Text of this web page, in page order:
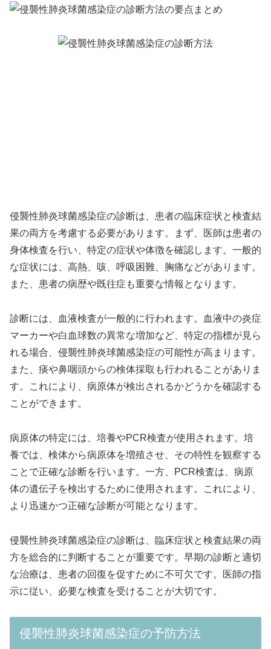
侵襲性肺炎球菌感染症の診断は、患者の臨床症状と検査結
果の両方を考慮する必要があります。まず、医師は患者の
身体検査を行い、特定の症状や体徴を確認します。一般的
な症状には、高熱、咳、呼吸困難、胸痛などがあります。
また、患者の病歴や既往症も重要な情報となります。
診断には、血液検査が一般的に行われます。血液中の炎症
マーカーや白血球数の異常な増加など、特定の指標が見ら
れる場合、侵襲性肺炎球菌感染症の可能性が高まります。
また、痰や鼻咽頭からの検体採取も行われることがありま
す。これにより、病原体が検出されるかどうかを確認する
ことができます。
病原体の特定には、培養やPCR検査が使用されます。培
養では、検体から病原体を増殖させ、その特性を観察する
ことで正確な診断を行います。一方、PCR検査は、病原
体の遺伝子を検出するために使用されます。これにより、
より迅速かつ正確な診断が可能となります。
侵襲性肺炎球菌感染症の診断は、臨床症状と検査結果の両
方を総合的に判断することが重要です。早期の診断と適切
な治療は、患者の回復を促すために不可欠です。医師の指
示に従い、必要な検査を受けることが大切です。
侵襲性肺炎球菌感染症の予防方法